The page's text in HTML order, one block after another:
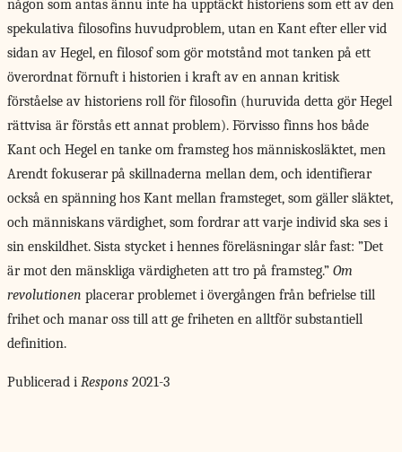
någon som antas ännu inte ha upptäckt historiens som ett av den
spekulativa filosofins huvudproblem, utan en Kant efter eller vid
sidan av Hegel, en filosof som gör motstånd mot tanken på ett
överordnat förnuft i historien i kraft av en annan kritisk
förståelse av historiens roll för filosofin (huruvida detta gör Hegel
rättvisa är förstås ett annat problem). Förvisso finns hos både
Kant och Hegel en tanke om framsteg hos människosläktet, men
Arendt fokuserar på skillnaderna mellan dem, och identifierar
också en spänning hos Kant mellan framsteget, som gäller släktet,
och människans värdighet, som fordrar att varje individ ska ses i
sin enskildhet. Sista stycket i hennes föreläsningar slår fast: ”Det
är mot den mänskliga värdigheten att tro på framsteg.” Om
revolutionen placerar problemet i övergången från befrielse till
frihet och manar oss till att ge friheten en alltför substantiell
definition.
Publicerad i Respons 2021-3